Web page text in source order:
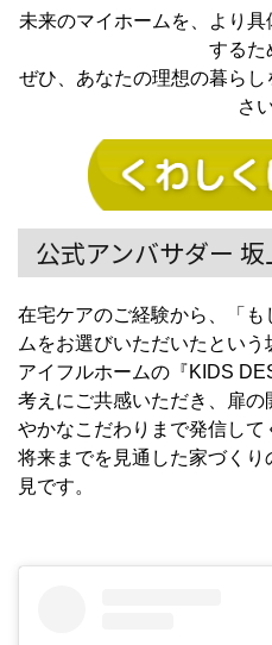
未来のマイホームを、より
するた
ぜひ、あなたの理想の暮ら
さ
公式アンバサダー 坂
在宅ケアのご経験から、「
ムをお選びいただいたという
アイフルホームの『KIDS
考えにご共感いただき、扉
やかなこだわりまで発信して
将来までを見通した家づく
見です。